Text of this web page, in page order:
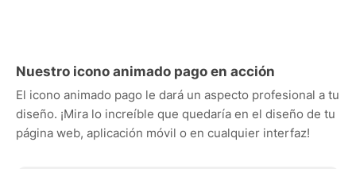
Nuestro icono animado pago en acción
El icono animado pago le dará un aspecto profesional a tu
diseño. ¡Mira lo increíble que quedaría en el diseño de tu
página web, aplicación móvil o en cualquier interfaz!